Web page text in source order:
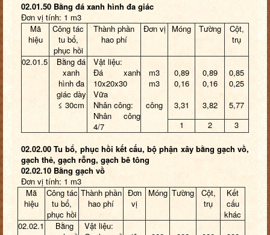
02.01.50 Bằng đá xanh hình đa giác
Đơn vị tính: 1 m3
Mã
hiệu
Công tác
tu bổ,
phục hồi
Thành phần
hao phí
Đơn vị Móng Tường
Cột,
trụ
02.01.5
Bằng đá
xanh
hình đa
giác dày
≤ 30cm
Vật liệu:
Đá xanh
10x20x30
Vữa
Nhân công:
Nhân công
4/7
m3
m3
công
0,89
0,16
3,31
0,89
0,16
3,82
0,85
0,25
5,77
1
2 3
02.02.00 Tu bổ, phục hồi kết cấu, bộ phận xây bằng gạch vồ,
gạch thẻ, gạch rỗng, gạch bê tông
02.02.10 Bằng gạch vồ
Đơn vị tính: 1 m3
Mã
hiệu
Công tác
tu bổ,
phục hồi
Thành phần
hao phí
Đơn
vị
Móng Tường
Cột,
trụ
Kết
cấu
khác
02.02.1
Bằng
Vật liệu: